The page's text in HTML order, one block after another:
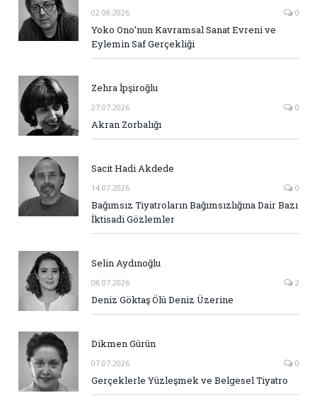
02.08.2026 0
Yoko Ono’nun Kavramsal Sanat Evreni ve
Eylemin Saf Gerçekliği
Zehra İpşiroğlu
27.07.2026 0
Akran Zorbalığı
Sacit Hadi Akdede
14.07.2026 0
Bağımsız Tiyatroların Bağımsızlığına Dair Bazı
İktisadi Gözlemler
Selin Aydınoğlu
08.07.2026 2
Deniz Göktaş Ölü Deniz Üzerine
Dikmen Gürün
07.07.2026 0
Gerçeklerle Yüzleşmek ve Belgesel Tiyatro